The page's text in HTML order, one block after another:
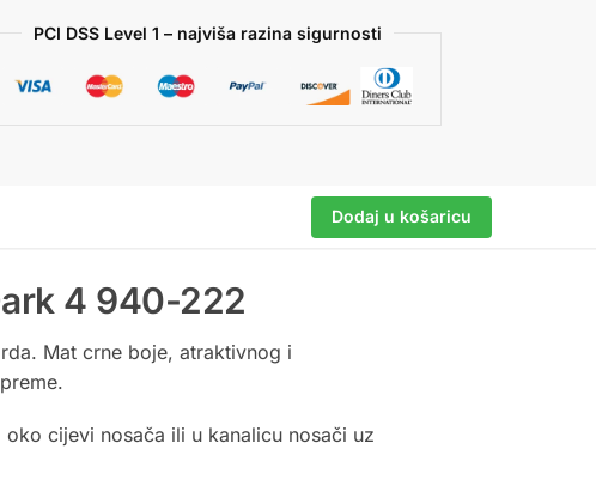
PCI DSS Level 1 – najviša razina sigurnosti
Dodaj u košaricu
4 940-222
Mat crne boje, atraktivnog i
cijevi nosača ili u kanalicu nosači uz